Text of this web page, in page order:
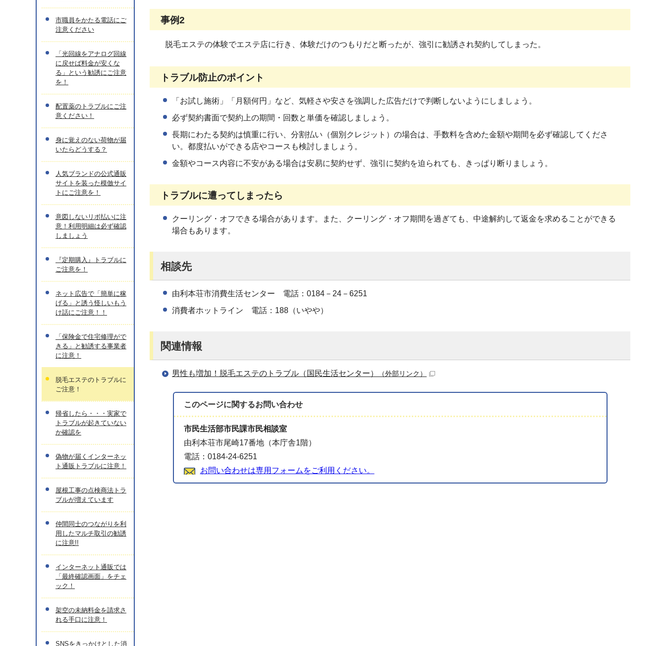
事例2
脱毛エステの体験でエステ店に行き、体験だけのつもりだと断ったが、強引に勧誘され契約してしまった。
トラブル防止のポイント
「お試し施術」「月額何円」など、気軽さや安さを強調した広告だけで判断しないようにしましょう。
必ず契約書面で契約上の期間・回数と単価を確認しましょう。
長期にわたる契約は慎重に行い、分割払い（個別クレジット）の場合は、手数料を含めた金額や期間を必ず確認してくださ
い。都度払いができる店やコースも検討しましょう。
金額やコース内容に不安がある場合は安易に契約せず、強引に契約を迫られても、きっぱり断りましょう。
トラブルに遭ってしまったら
クーリング・オフできる場合があります。また、クーリング・オフ期間を過ぎても、中途解約して返金を求めることができる
場合もあります。
相談先
由利本荘市消費生活センター 電話：0184－24－6251
消費者ホットライン 電話：188（いやや）
関連情報
男性も増加！脱毛エステのトラブル（国民生活センター） （外部リンク）
このページに関するお問い合わせ
市民生活部市民課市民相談室
由利本荘市尾崎17番地（本庁舎1階）
電話：0184-24-6251
お問い合わせは専用フォームをご利用ください。
市職員をかたる電話にご
注意ください
「光回線をアナログ回線
に戻せば料金が安くな
る」という勧誘にご注意
を！
配置薬のトラブルにご注
意ください！
身に覚えのない荷物が届
いたらどうする？
人気ブランドの公式通販
サイトを装った模倣サイ
トにご注意を！
意図しないリボ払いに注
意！利用明細は必ず確認
しましょう
『定期購入』トラブルに
ご注意を！
ネット広告で「簡単に稼
げる」と誘う怪しいもう
け話にご注意！！
「保険金で住宅修理がで
きる」と勧誘する事業者
に注意！
脱毛エステのトラブルに
ご注意！
帰省したら・・・実家で
トラブルが起きていない
か確認を
偽物が届くインターネッ
ト通販トラブルに注意！
屋根工事の点検商法トラ
ブルが増えています
仲間同士のつながりを利
用したマルチ取引の勧誘
に注意!!
インターネット通販では
「最終確認画面」をチェ
ック！
架空の未納料金を請求さ
れる手口に注意！
SNSをきっかけとした消